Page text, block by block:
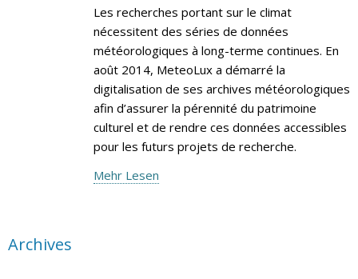
Les recherches portant sur le climat
nécessitent des séries de données
météorologiques à long-terme continues. En
août 2014, MeteoLux a démarré la
digitalisation de ses archives météorologiques
afin d’assurer la pérennité du patrimoine
culturel et de rendre ces données accessibles
pour les futurs projets de recherche.
Mehr Lesen
Archives